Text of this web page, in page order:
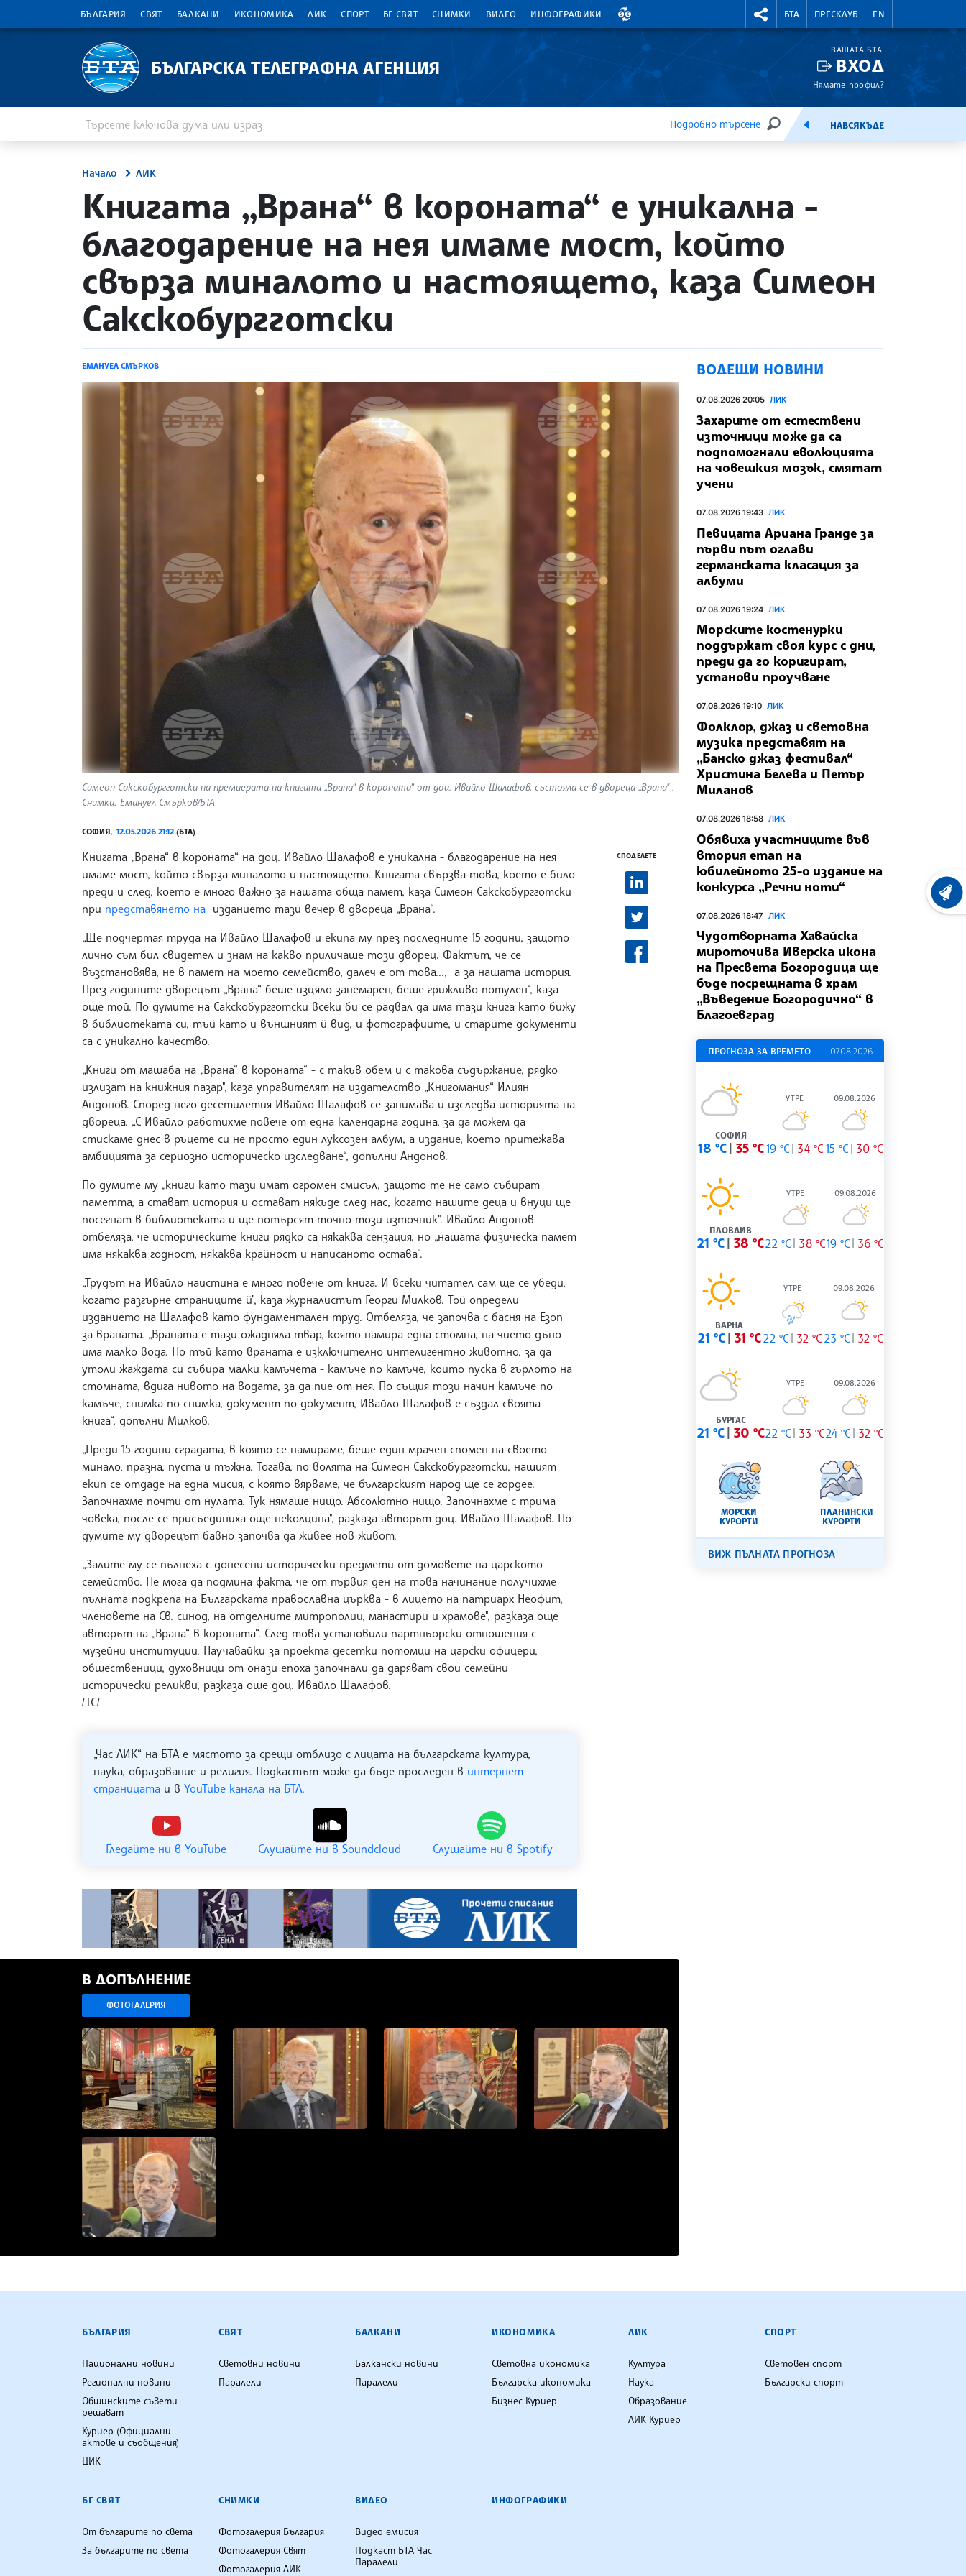
БЪЛГАРИЯ СВЯТ БАЛКАНИ ИКОНОМИКА ЛИК СПОРТ БГ СВЯТ СНИМКИ ВИДЕО ИНФОГРАФИКИ
ВАЛУТНИ КУРСОВЕ RIGHTMENU.SOCIAL
БТА ПРЕСКЛУБ EN
БЪЛГАРСКА ТЕЛЕГРАФНА АГЕНЦИЯ
ВАШАТА БТА
ВХОД
Нямате профил?
Подробно търсене
ТЪРСЕНЕЕМИСИЯНАВСЯКЪДЕ
Начало ЛИК
site.bta
Книгата „Врана“ в короната“ е уникална -
благодарение на нея имаме мост, който
свърза миналото и настоящето, каза Симеон
Сакскобургготски
ЕМАНУЕЛ СМЪРКОВ
Симеон Сакскобургготски на премиерата на книгата „Врана“ в короната“ от доц. Ивайло Шалафов, състояла се в двореца „Врана" .
Снимка: Емануел Смърков/БТА
СОФИЯ, 12.05.2026 21:12 (БТА)
Книгата „Врана“ в короната“ на доц. Ивайло Шалафов е уникална - благодарение на нея
имаме мост, който свърза миналото и настоящето. Книгата свързва това, което е било
преди и след, което е много важно за нашата обща памет, каза Симеон Сакскобургготски
при представянето на изданието тази вечер в двореца „Врана“.
„Ще подчертая труда на Ивайло Шалафов и екипа му през последните 15 години, защото
лично съм бил свидетел и знам на какво приличаше този дворец. Фактът, че се
възстановява, не в памет на моето семейство, далеч е от това..., а за нашата история.
През годините дворецът „Врана“ беше изцяло занемарен, беше грижливо потулен“, каза
още той. По думите на Сакскобургготски всеки би се радвал да има тази книга като бижу
в библиотеката си, тъй като и външният й вид, и фотографиите, и старите документи
са с уникално качество.
„Книги от мащаба на „Врана“ в короната“ - с такъв обем и с такова съдържание, рядко
излизат на книжния пазар", каза управителят на издателство „Книгомания“ Илиян
Андонов. Според него десетилетия Ивайло Шалафов се занимава и изследва историята на
двореца. „С Ивайло работихме повече от една календарна година, за да можем да
стискаме днес в ръцете си не просто един луксозен албум, а издание, което притежава
амбицията за сериозно историческо изследване“, допълни Андонов.
По думите му „книги като тази имат огромен смисъл, защото те не само събират
паметта, а стават история и остават някъде след нас, когато нашите деца и внуци ще
посегнат в библиотеката и ще потърсят точно този източник". Ивайло Андонов
отбеляза, че историческите книги рядко са някаква сензация, но „нашата физическа памет
има някаква годност, някаква крайност и написаното остава“.
„Трудът на Ивайло наистина е много повече от книга. И всеки читател сам ще се убеди,
когато разгърне страниците й", каза журналистът Георги Милков. Той определи
изданието на Шалафов като фундаментален труд. Отбеляза, че започва с басня на Езоп
за враната. „Враната е тази ожадняла твар, която намира една стомна, на чието дъно
има малко вода. Но тъй като враната е изключително интелигентно животно, за да
утоли жаждата си събира малки камъчета - камъче по камъче, които пуска в гърлото на
стомната, вдига нивото на водата, за да пие от нея. По същия този начин камъче по
камъче, снимка по снимка, документ по документ, Ивайло Шалафов е създал своята
книга“, допълни Милков.
„Преди 15 години сградата, в която се намираме, беше един мрачен спомен на своето
минало, празна, пуста и тъжна. Тогава, по волята на Симеон Сакскобургготски, нашият
екип се отдаде на една мисия, с която вярваме, че българският народ ще се гордее.
Започнахме почти от нулата. Тук нямаше нищо. Абсолютно нищо. Започнахме с трима
човека, после се присъединиха още неколцина", разказа авторът доц. Ивайло Шалафов. По
думите му дворецът бавно започва да живее нов живот.
„Залите му се пълнеха с донесени исторически предмети от домовете на царското
семейство. Не мога да подмина факта, че от първия ден на това начинание получихме
пълната подкрепа на Българската православна църква - в лицето на патриарх Неофит,
членовете на Св. синод, на отделните митрополии, манастири и храмове", разказа още
авторът на „Врана“ в короната“. След това установили партньорски отношения с
музейни институции. Научавайки за проекта десетки потомци на царски офицери,
общественици, духовници от онази епоха започнали да даряват свои семейни
исторически реликви, разказа още доц. Ивайло Шалафов.
/ТС/
„Час ЛИК“ на БТА е мястото за срещи отблизо с лицата на българската култура,
наука, образование и религия. Подкастът може да бъде проследен в интернет
страницата и в YouTube канала на БТА.
Гледайте ни в YouTube Слушайте ни в Soundcloud Слушайте ни в Spotify
СПОДЕЛЕТЕ
В ДОПЪЛНЕНИЕ
ФОТОГАЛЕРИЯ
ВОДЕЩИ НОВИНИ
07.08.2026 20:05 ЛИК
Захарите от естествени
източници може да са
подпомогнали еволюцията
на човешкия мозък, смятат
учени
07.08.2026 19:43 ЛИК
Певицата Ариана Гранде за
първи път оглави
германската класация за
албуми
07.08.2026 19:24 ЛИК
Морските костенурки
поддържат своя курс с дни,
преди да го коригират,
установи проучване
07.08.2026 19:10 ЛИК
Фолклор, джаз и световна
музика представят на
„Банско джаз фестивал“
Христина Белева и Петър
Миланов
07.08.2026 18:58 ЛИК
Обявиха участниците във
втория етап на
юбилейното 25-о издание на
конкурса „Речни ноти“
07.08.2026 18:47 ЛИК
Чудотворната Хавайска
мироточива Иверска икона
на Пресвета Богородица ще
бъде посрещната в храм
„Въведение Богородично“ в
Благоевград
ПРОГНОЗА ЗА ВРЕМЕТО 07.08.2026
СОФИЯ
18 °C 35 °C
УТРЕ
19 °C 34 °C
09.08.2026
15 °C 30 °C
ПЛОВДИВ
21 °C 38 °C
УТРЕ
22 °C 38 °C
09.08.2026
19 °C 36 °C
ВАРНА
21 °C 31 °C
УТРЕ
22 °C 32 °C
09.08.2026
23 °C 32 °C
БУРГАС
21 °C 30 °C
УТРЕ
22 °C 33 °C
09.08.2026
24 °C 32 °C
МОРСКИ
КУРОРТИ
ПЛАНИНСКИ
КУРОРТИ
ВИЖ ПЪЛНАТА ПРОГНОЗА
БЪЛГАРСКА ТЕЛЕГРАФНА АГЕНЦИЯ
БЪЛГАРИЯ
Национални новини
Регионални новини
Общинските съвети
решават
Куриер (Официални
актове и съобщения)
ЦИК
СВЯТ
Световни новини
Паралели
БАЛКАНИ
Балкански новини
Паралели
ИКОНОМИКА
Световна икономика
Българска икономика
Бизнес Куриер
ЛИК
Култура
Наука
Образование
ЛИК Куриер
СПОРТ
Световен спорт
Български спорт
БГ СВЯТ
От българите по света
За българите по света
СНИМКИ
Фотогалерия България
Фотогалерия Свят
Фотогалерия ЛИК
ВИДЕО
Видео емисия
Подкаст БТА Час
Паралели
ИНФОГРАФИКИ